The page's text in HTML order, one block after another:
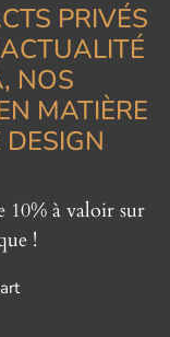
PRIVÉS
NOS
MATIÈRE
10% à valoir sur
!